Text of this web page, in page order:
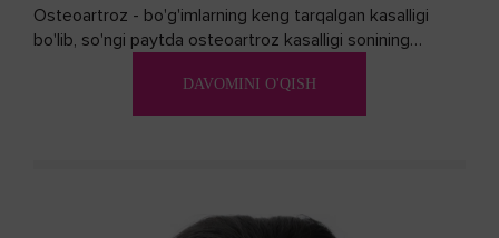
Osteoartroz - bo'g'imlarning keng tarqalgan kasalligi
bo'lib, so'ngi paytda osteoartroz kasalligi sonining
DAVOMINI O'QISH